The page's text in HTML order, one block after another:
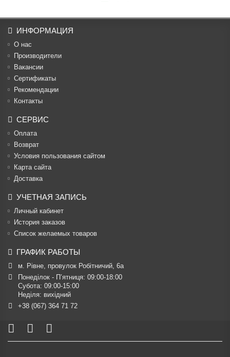
ИНФОРМАЦИЯ
О нас
Производители
Вакансии
Cертификаты
Рекомендации
Контакты
СЕРВИС
Оплата
Возврат
Условия пользования сайтом
Карта сайта
Доставка
УЧЕТНАЯ ЗАПИСЬ
Личный кабинет
История заказов
Список желаемых товаров
ГРАФИК РАБОТЫ
м. Рівне, провулок Робітничий, 6а
Понеділок - П’ятниця: 09:00-18:00
Субота: 09:00-15:00
Неділя: вихідний
+38 (067) 364 71 72